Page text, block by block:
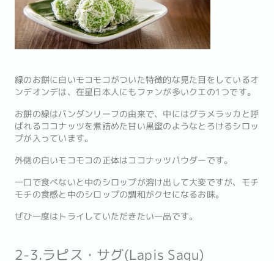
緑のお餅に白いモコモコがついた特徴的な見た目をしているオ
ンデオンデは、在星日本人にもファンが多いクエの1つです。
お餅の緑はパンダンリーフの由来で、中にはグラメラッカと呼
ばれるココナッツを煮詰めた甘い黒蜜のようなとろけるシロッ
プが入っています。
外側の白いモコモコの正体はココナッツパウダーです。
一口で食べないと中のシロップが溶け出して大変ですが、モチ
モチの食感と中のシロップの調和がクセになるお味。
ぜひ一度はトライしていただきたい一品です。
2-3.ラピス・サグ(Lapis Sagu)